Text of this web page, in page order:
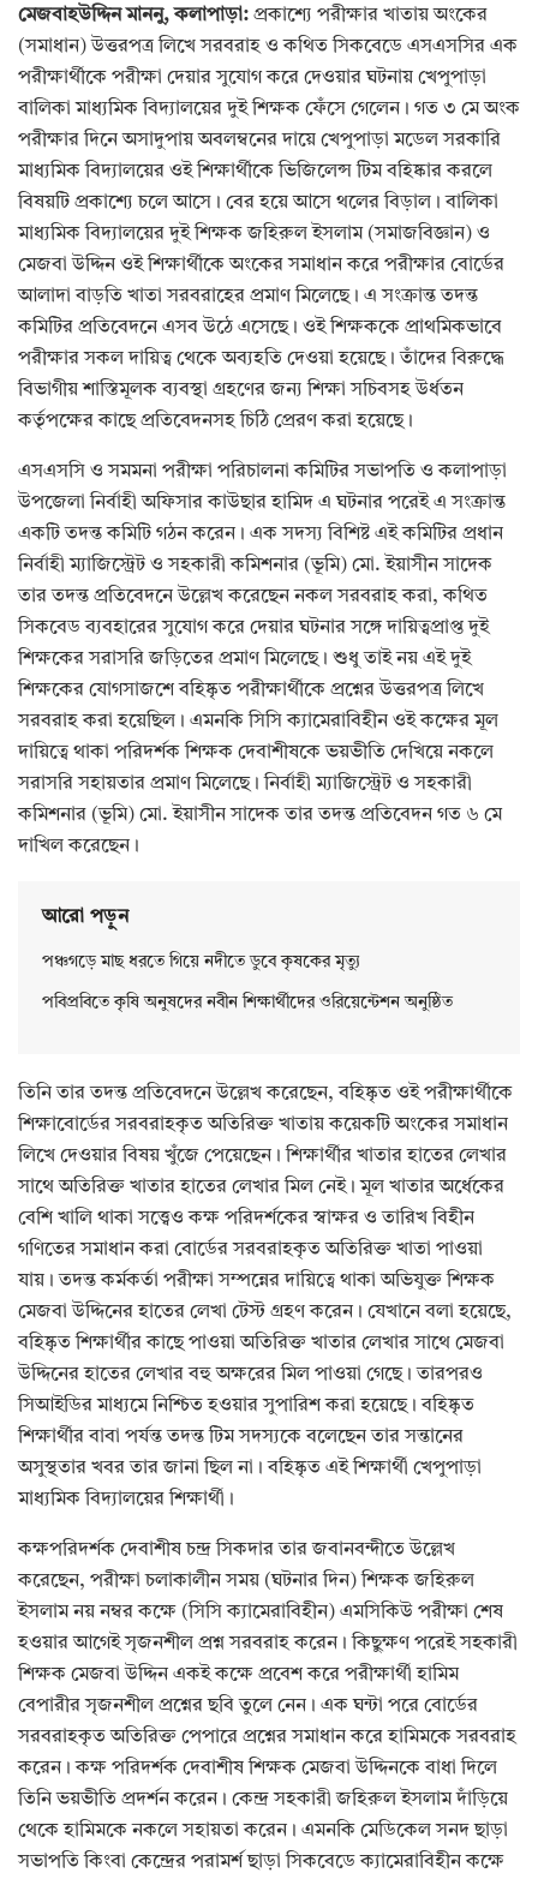
মেজবাহউদ্দিন মাননু, কলাপাড়া: প্রকাশ্যে পরীক্ষার খাতায় অংকের
(সমাধান) উত্তরপত্র লিখে সরবরাহ ও কথিত সিকবেডে এসএসসির এক
পরীক্ষার্থীকে পরীক্ষা দেয়ার সুযোগ করে দেওয়ার ঘটনায় খেপুপাড়া
বালিকা মাধ্যমিক বিদ্যালয়ের দুই শিক্ষক ফেঁসে গেলেন। গত ৩ মে অংক
পরীক্ষার দিনে অসাদুপায় অবলম্বনের দায়ে খেপুপাড়া মডেল সরকারি
মাধ্যমিক বিদ্যালয়ের ওই শিক্ষার্থীকে ভিজিলেন্স টিম বহিষ্কার করলে
বিষয়টি প্রকাশ্যে চলে আসে। বের হয়ে আসে থলের বিড়াল। বালিকা
মাধ্যমিক বিদ্যালয়ের দুই শিক্ষক জহিরুল ইসলাম (সমাজবিজ্ঞান) ও
মেজবা উদ্দিন ওই শিক্ষার্থীকে অংকের সমাধান করে পরীক্ষার বোর্ডের
আলাদা বাড়তি খাতা সরবরাহের প্রমাণ মিলেছে। এ সংক্রান্ত তদন্ত
কমিটির প্রতিবেদনে এসব উঠে এসেছে। ওই শিক্ষককে প্রাথমিকভাবে
পরীক্ষার সকল দায়িত্ব থেকে অব্যহতি দেওয়া হয়েছে। তাঁদের বিরুদ্ধে
বিভাগীয় শাস্তিমূলক ব্যবস্থা গ্রহণের জন্য শিক্ষা সচিবসহ উর্ধতন
কর্তৃপক্ষের কাছে প্রতিবেদনসহ চিঠি প্রেরণ করা হয়েছে।
এসএসসি ও সমমনা পরীক্ষা পরিচালনা কমিটির সভাপতি ও কলাপাড়া
উপজেলা নির্বাহী অফিসার কাউছার হামিদ এ ঘটনার পরেই এ সংক্রান্ত
একটি তদন্ত কমিটি গঠন করেন। এক সদস্য বিশিষ্ট এই কমিটির প্রধান
নির্বাহী ম্যাজিস্ট্রেট ও সহকারী কমিশনার (ভূমি) মো. ইয়াসীন সাদেক
তার তদন্ত প্রতিবেদনে উল্লেখ করেছেন নকল সরবরাহ করা, কথিত
সিকবেড ব্যবহারের সুযোগ করে দেয়ার ঘটনার সঙ্গে দায়িত্বপ্রাপ্ত দুই
শিক্ষকের সরাসরি জড়িতের প্রমাণ মিলেছে। শুধু তাই নয় এই দুই
শিক্ষকের যোগসাজশে বহিষ্কৃত পরীক্ষার্থীকে প্রশ্নের উত্তরপত্র লিখে
সরবরাহ করা হয়েছিল। এমনকি সিসি ক্যামেরাবিহীন ওই কক্ষের মূল
দায়িত্বে থাকা পরিদর্শক শিক্ষক দেবাশীষকে ভয়ভীতি দেখিয়ে নকলে
সরাসরি সহায়তার প্রমাণ মিলেছে। নির্বাহী ম্যাজিস্ট্রেট ও সহকারী
কমিশনার (ভূমি) মো. ইয়াসীন সাদেক তার তদন্ত প্রতিবেদন গত ৬ মে
দাখিল করেছেন।
আরো পড়ুন
পঞ্চগড়ে মাছ ধরতে গিয়ে নদীতে ডুবে কৃষকের মৃত্যু
পবিপ্রবিতে কৃষি অনুষদের নবীন শিক্ষার্থীদের ওরিয়েন্টেশন অনুষ্ঠিত
তিনি তার তদন্ত প্রতিবেদনে উল্লেখ করেছেন, বহিষ্কৃত ওই পরীক্ষার্থীকে
শিক্ষাবোর্ডের সরবরাহকৃত অতিরিক্ত খাতায় কয়েকটি অংকের সমাধান
লিখে দেওয়ার বিষয় খুঁজে পেয়েছেন। শিক্ষার্থীর খাতার হাতের লেখার
সাথে অতিরিক্ত খাতার হাতের লেখার মিল নেই। মূল খাতার অর্ধেকের
বেশি খালি থাকা সত্ত্বেও কক্ষ পরিদর্শকের স্বাক্ষর ও তারিখ বিহীন
গণিতের সমাধান করা বোর্ডের সরবরাহকৃত অতিরিক্ত খাতা পাওয়া
যায়। তদন্ত কর্মকর্তা পরীক্ষা সম্পন্নের দায়িত্বে থাকা অভিযুক্ত শিক্ষক
মেজবা উদ্দিনের হাতের লেখা টেস্ট গ্রহণ করেন। যেখানে বলা হয়েছে,
বহিষ্কৃত শিক্ষার্থীর কাছে পাওয়া অতিরিক্ত খাতার লেখার সাথে মেজবা
উদ্দিনের হাতের লেখার বহু অক্ষরের মিল পাওয়া গেছে। তারপরও
সিআইডির মাধ্যমে নিশ্চিত হওয়ার সুপারিশ করা হয়েছে। বহিষ্কৃত
শিক্ষার্থীর বাবা পর্যন্ত তদন্ত টিম সদস্যকে বলেছেন তার সন্তানের
অসুস্থতার খবর তার জানা ছিল না। বহিষ্কৃত এই শিক্ষার্থী খেপুপাড়া
মাধ্যমিক বিদ্যালয়ের শিক্ষার্থী।
কক্ষপরিদর্শক দেবাশীষ চন্দ্র সিকদার তার জবানবন্দীতে উল্লেখ
করেছেন, পরীক্ষা চলাকালীন সময় (ঘটনার দিন) শিক্ষক জহিরুল
ইসলাম নয় নম্বর কক্ষে (সিসি ক্যামেরাবিহীন) এমসিকিউ পরীক্ষা শেষ
হওয়ার আগেই সৃজনশীল প্রশ্ন সরবরাহ করেন। কিছুক্ষণ পরেই সহকারী
শিক্ষক মেজবা উদ্দিন একই কক্ষে প্রবেশ করে পরীক্ষার্থী হামিম
বেপারীর সৃজনশীল প্রশ্নের ছবি তুলে নেন। এক ঘন্টা পরে বোর্ডের
সরবরাহকৃত অতিরিক্ত পেপারে প্রশ্নের সমাধান করে হামিমকে সরবরাহ
করেন। কক্ষ পরিদর্শক দেবাশীষ শিক্ষক মেজবা উদ্দিনকে বাধা দিলে
তিনি ভয়ভীতি প্রদর্শন করেন। কেন্দ্র সহকারী জহিরুল ইসলাম দাঁড়িয়ে
থেকে হামিমকে নকলে সহায়তা করেন। এমনকি মেডিকেল সনদ ছাড়া
সভাপতি কিংবা কেন্দ্রের পরামর্শ ছাড়া সিকবেডে ক্যামেরাবিহীন কক্ষে